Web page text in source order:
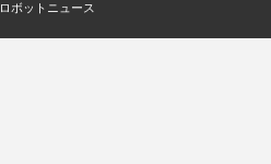
ロボットニュース